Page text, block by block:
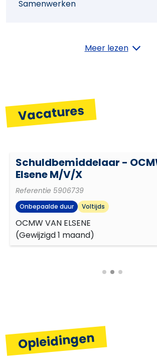
Samenwerken
Plannen en organiseren
Meer lezen
Vacatures
Schuldbemiddelaar -
Elsene M/V/X
Referentie 5906739
Onbepaalde duur Voltijds
OCMW VAN ELSENE
(Gewijzigd 1 maand)
Opleidingen